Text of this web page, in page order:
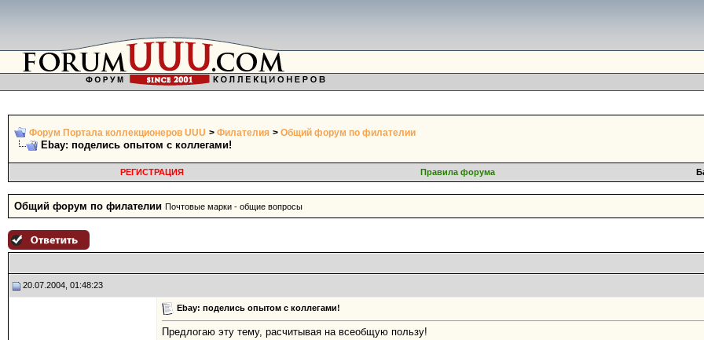
Форум Портала коллекционеров UUU > Филателия > Общий форум по филателии
Ebay: поделись опытом с коллегами!
РЕГИСТРАЦИЯ Правила форума
Общий форум по филателии Почтовые марки - общие вопросы
20.07.2004, 01:48:23
Ebay: поделись опытом с коллегами!
Предлогаю эту тему, расчитывая на всеобщую пользу!